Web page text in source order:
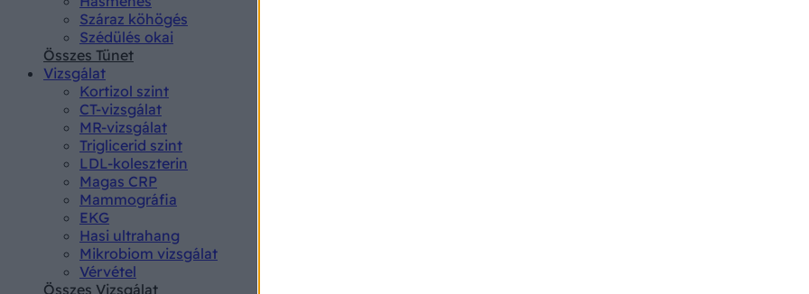
Száraz köhögés
Szédülés okai
Összes Tünet
Vizsgálat
Kortizol szint
CT-vizsgálat
MR-vizsgálat
Triglicerid szint
LDL-koleszterin
Magas CRP
Mammográfia
EKG
Hasi ultrahang
Mikrobiom vizsgálat
Vérvétel
Összes Vizsgálat